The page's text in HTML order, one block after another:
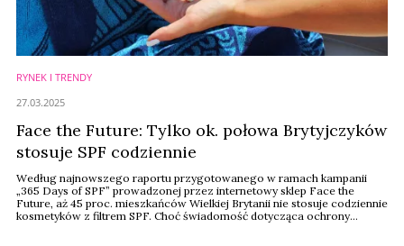
RYNEK I TRENDY
Face the Future: Tylko ok. połowa Brytyjczyków
stosuje SPF codziennie
Według najnowszego raportu przygotowanego w ramach kampanii
„365 Days of SPF” prowadzonej przez internetowy sklep Face the
Future, aż 45 proc. mieszkańców Wielkiej Brytanii nie stosuje codziennie
kosmetyków z filtrem SPF. Choć świadomość dotycząca ochrony
27.03.2025